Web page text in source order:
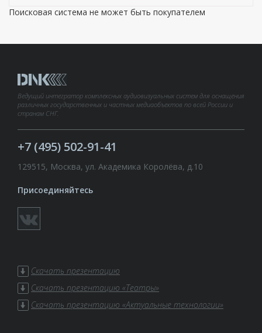
Поисковая система не может быть покупателем
Ведущий интегратор комплексных аудиовизуальных систем для оснащения
различных государственных и частных медиаобъектов по всей России и
странам СНГ.
+7 (495) 502-91-41
129515, Москва, ул. Академика Королёва, д.10
Присоединяйтесь
Скачать презентацию
Скачать презентацию «Театры»
Скачать презентацию «Актуальные технологии»